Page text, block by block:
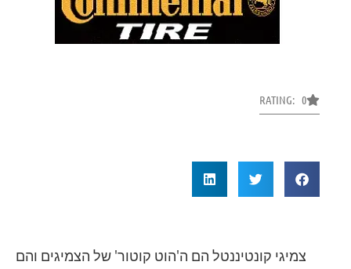
RATING: 0
צמיגי קונטיננטל הם ה'הוט קוטור' של הצמיגים והם